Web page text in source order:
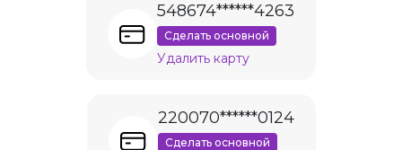
548674******4263
Сделать основной
Удалить карту
220070******0124
Сделать основной